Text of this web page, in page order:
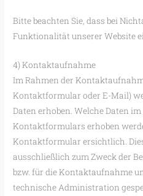
Bitte beachten Sie, dass bei
Funktionalität unserer Website
4) Kontaktaufnahme
Im Rahmen der
Kontaktformular oder E-Mail)
Daten erhoben. Welche Daten
Kontaktformulars erhoben
Kontaktformular ersichtlich.
ausschließlich zum Zweck der
bzw. für die Kontaktaufnahme
technische Administration